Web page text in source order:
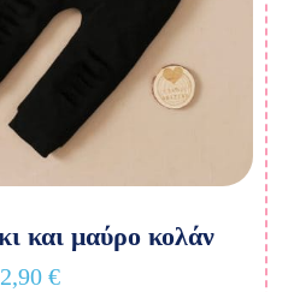
και μαύρο κολάν
€